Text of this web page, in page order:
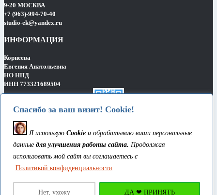
Спасибо за ваш визит! Cookie!
Я использую Cookie и обрабатываю ваши персональные
данные для улучшения работы сайта. Продолжая
использовать мой сайт вы соглашаетесь c
Политикой конфиденциальности
Нет, ухожу ДА ❤ ПРИНЯТЬ
9-20 МОСКВА
+7 (963)-994-70-40
studio-ek@yandex.ru
ИНФОРМАЦИЯ
Корнеева
Евгения Анатольевна
НО НПД
ИНН 773321689504
СПАСИБО ЗА ВАШ ВИЗИТ!